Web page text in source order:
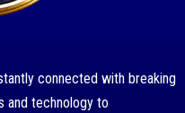
connected with breaking
and technology to